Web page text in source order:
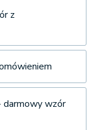
z
darmowy wzór